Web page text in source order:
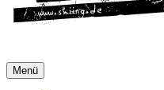
Menü